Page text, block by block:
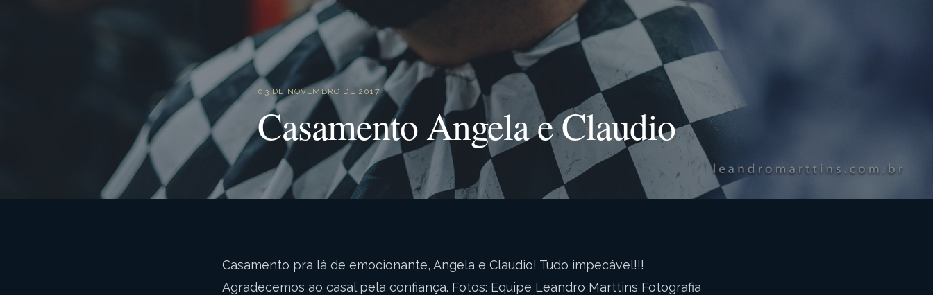
03 DE NOVEMBRO DE 2017
Casamento Angela e Claudio
Casamento pra lá de emocionante, Angela e Claudio! Tudo impecável!!!
Agradecemos ao casal pela confiança. Fotos: Equipe Leandro Marttins Fotografia